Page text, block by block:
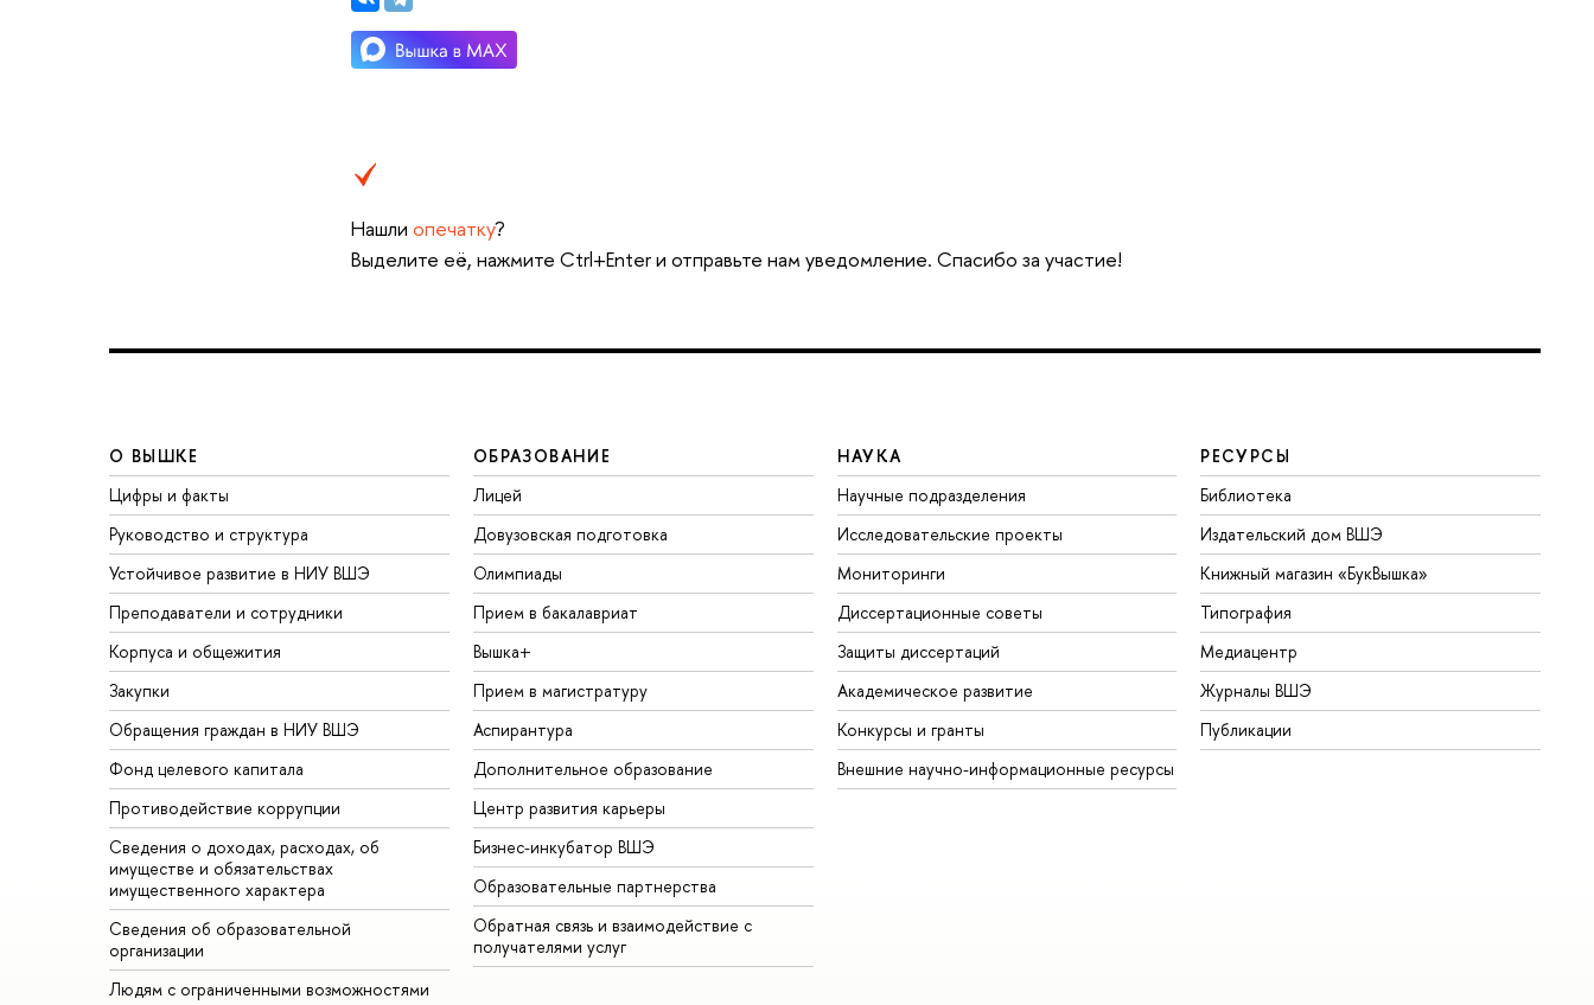
Нашли опечатку?
Выделите её, нажмите Ctrl+Enter и отправьте нам уведомление. Спасибо за участие!
О ВЫШКЕ
Цифры и факты
Руководство и структура
Устойчивое развитие в НИУ ВШЭ
Преподаватели и сотрудники
Корпуса и общежития
Закупки
Обращения граждан в НИУ ВШЭ
Фонд целевого капитала
Противодействие коррупции
Сведения о доходах, расходах, об
имуществе и обязательствах
имущественного характера
Сведения об образовательной
организации
Людям с ограниченными возможностями
ОБРАЗОВАНИЕ
Лицей
Довузовская подготовка
Олимпиады
Прием в бакалавриат
Вышка+
Прием в магистратуру
Аспирантура
Дополнительное образование
Центр развития карьеры
Бизнес-инкубатор ВШЭ
Образовательные партнерства
Обратная связь и взаимодействие с
получателями услуг
НАУКА
Научные подразделения
Исследовательские проекты
Мониторинги
Диссертационные советы
Защиты диссертаций
Академическое развитие
Конкурсы и гранты
Внешние научно-информационные ресурсы
РЕСУРСЫ
Библиотека
Издательский дом ВШЭ
Книжный магазин «БукВышка»
Типография
Медиацентр
Журналы ВШЭ
Публикации